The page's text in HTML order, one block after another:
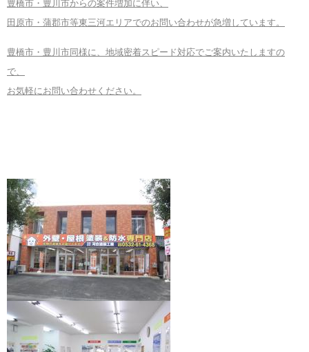
豊橋市・豊川市からの案件増加に伴い、
田原市・蒲郡市等東三河エリアでのお問い合わせが急増しています。
豊橋市・豊川市同様に、地域密着スピード対応でご案内いたしますの
で、
お気軽にお問い合わせください。